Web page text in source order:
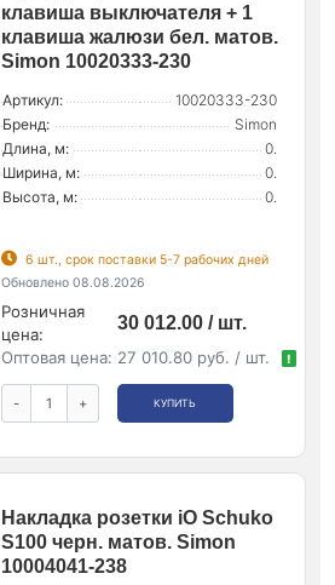
клавиша выключателя + 1
клавиша жалюзи бел. матов.
Simon 10020333-230
Артикул:
10020333-230
Бренд:
Simon
Длина, м:
0.
Ширина, м:
0.
Высота, м:
0.
6 шт., срок поставки 5-7 рабочих дней
Обновлено 08.08.2026
Розничная
цена:
30 012.00 / шт.
Оптовая цена: 27 010.80 руб. / шт. !
- + КУПИТЬ
Накладка розетки iO Schuko
S100 черн. матов. Simon
10004041-238